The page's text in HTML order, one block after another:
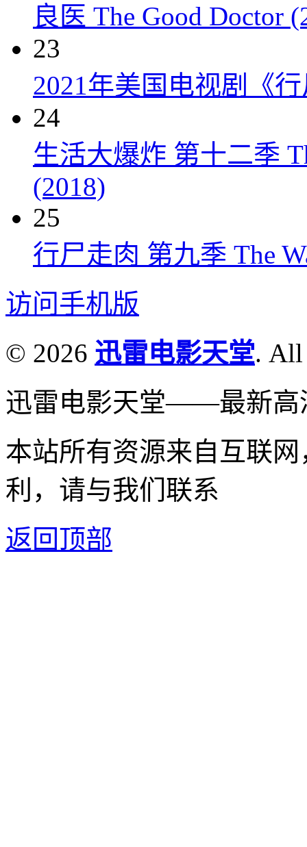
良医 The Good Doctor
23
2021年美国电视剧《
24
生活大爆炸 第十二季
(2018)
25
行尸走肉 第九季 The
访问手机版
© 2026 迅雷电影天堂. All
迅雷电影天堂——最新高
本站所有资源来自互联
利，请与我们联系
返回顶部